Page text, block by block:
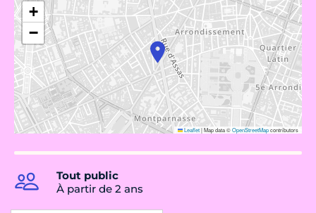
+
−
Leaflet|Map data ©OpenStreetMapcontributors
Tout public
À partir de 2 ans